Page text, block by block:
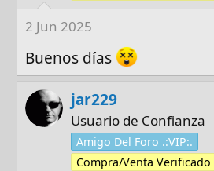
2 Jun 2025
Buenos días
jar229
Usuario de Confianza
Amigo Del Foro .:VIP:.
Compra/Venta Verificado